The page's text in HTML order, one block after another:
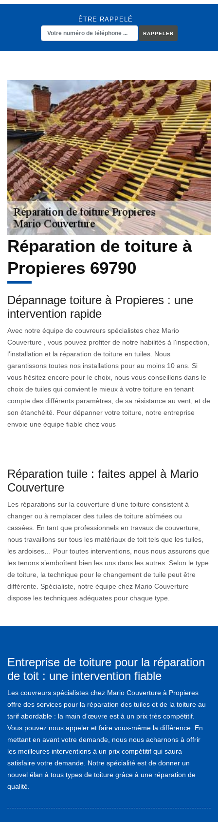
ÊTRE RAPPELÉ
Réparation de toiture à
Propieres 69790
Dépannage toiture à Propieres : une
intervention rapide
Avec notre équipe de couvreurs spécialistes chez Mario
Couverture , vous pouvez profiter de notre habilités à l'inspection,
l'installation et la réparation de toiture en tuiles. Nous
garantissons toutes nos installations pour au moins 10 ans. Si
vous hésitez encore pour le choix, nous vous conseillons dans le
choix de tuiles qui convient le mieux à votre toiture en tenant
compte des différents paramètres, de sa résistance au vent, et de
son étanchéité. Pour dépanner votre toiture, notre entreprise
envoie une équipe fiable chez vous
Réparation tuile : faites appel à Mario
Couverture
Les réparations sur la couverture d’une toiture consistent à
changer ou à remplacer des tuiles de toiture abîmées ou
cassées. En tant que professionnels en travaux de couverture,
nous travaillons sur tous les matériaux de toit tels que les tuiles,
les ardoises… Pour toutes interventions, nous nous assurons que
les tenons s’emboîtent bien les uns dans les autres. Selon le type
de toiture, la technique pour le changement de tuile peut être
différente. Spécialiste, notre équipe chez Mario Couverture
dispose les techniques adéquates pour chaque type.
Entreprise de toiture pour la réparation
de toit : une intervention fiable
Les couvreurs spécialistes chez Mario Couverture à Propieres
offre des services pour la réparation des tuiles et de la toiture au
tarif abordable : la main d’œuvre est à un prix très compétitif.
Vous pouvez nous appeler et faire vous-même la différence. En
mettant en avant votre demande, nous nous acharnons à offrir
les meilleures interventions à un prix compétitif qui saura
satisfaire votre demande. Notre spécialité est de donner un
nouvel élan à tous types de toiture grâce à une réparation de
qualité.